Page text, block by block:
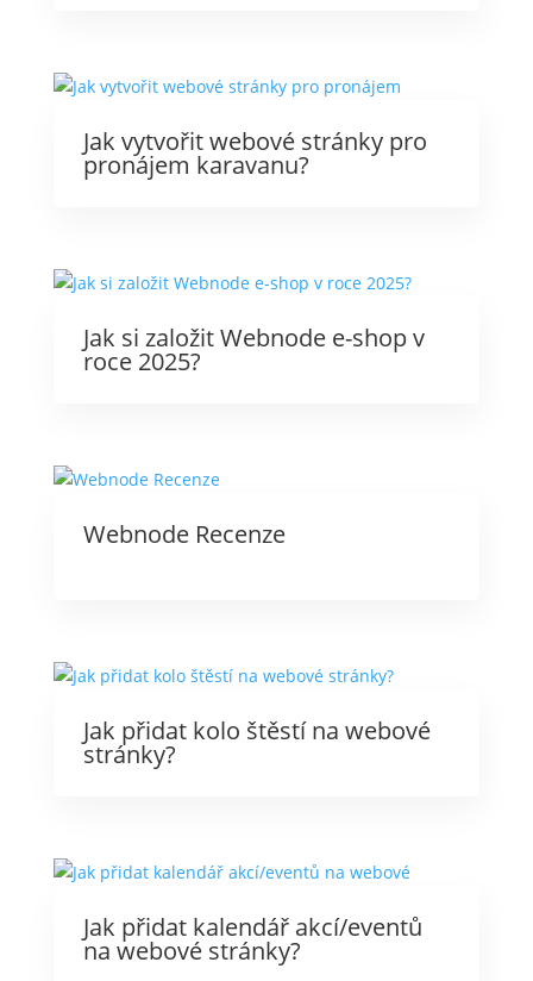
Jak vytvořit webové stránky pro
pronájem karavanu?
Jak si založit Webnode e-shop v
roce 2025?
Webnode Recenze
Jak přidat kolo štěstí na webové
stránky?
Jak přidat kalendář akcí/eventů
na webové stránky?